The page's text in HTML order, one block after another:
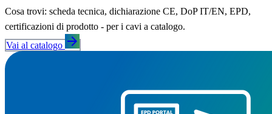
Cosa trovi: scheda tecnica, dichiarazione CE, DoP IT/EN, EPD,
certificazioni di prodotto - per i cavi a catalogo.
Vai al catalogo arrow_forward